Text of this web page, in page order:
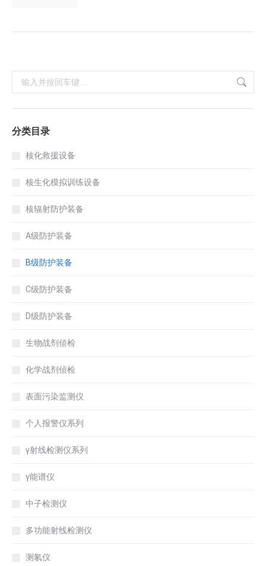
索：
分类目录
核化救援设备
核生化模拟训练设备
核辐射防护装备
A级防护装备
B级防护装备
C级防护装备
D级防护装备
生物战剂侦检
化学战剂侦检
表面污染监测仪
个人报警仪系列
γ射线检测仪系列
γ能谱仪
中子检测仪
多功能射线检测仪
测氡仪